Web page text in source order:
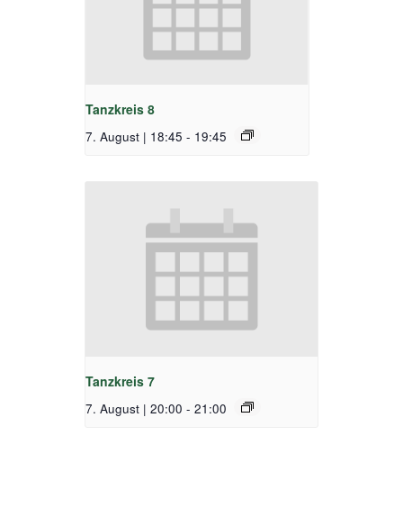
Tanzkreis 8
7. August | 18:45 - 19:45
Tanzkreis 7
7. August | 20:00 - 21:00